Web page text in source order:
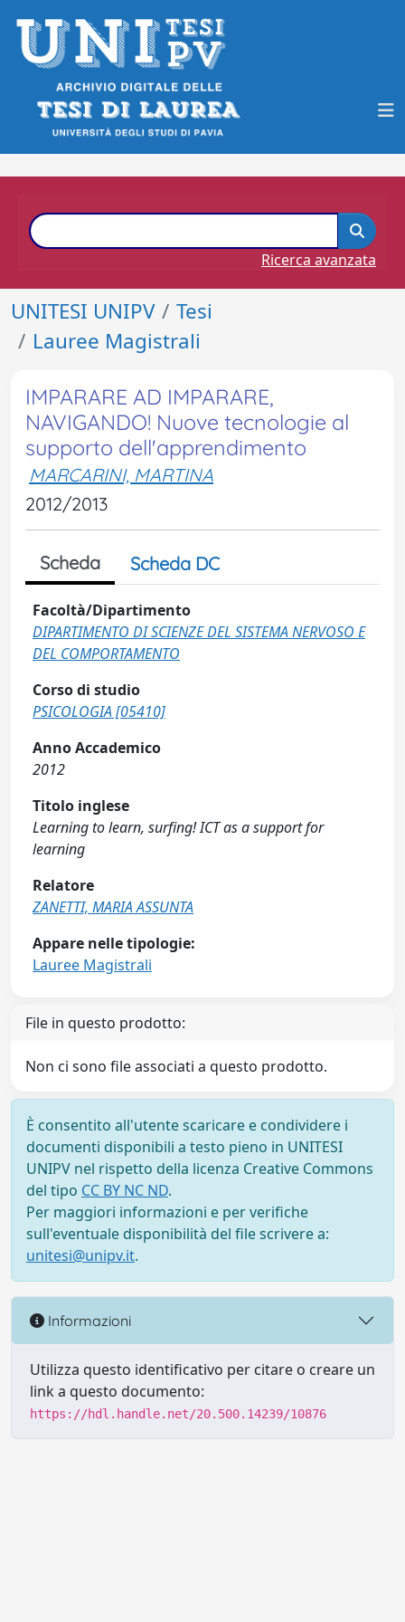
Ricerca avanzata
UNITESI UNIPV
Tesi
Lauree Magistrali
IMPARARE AD IMPARARE,
NAVIGANDO! Nuove tecnologie al
supporto dell'apprendimento
MARCARINI, MARTINA
2012/2013
Scheda Scheda DC
Facoltà/Dipartimento
DIPARTIMENTO DI SCIENZE DEL SISTEMA NERVOSO E
DEL COMPORTAMENTO
Corso di studio
PSICOLOGIA [05410]
Anno Accademico
2012
Titolo inglese
Learning to learn, surfing! ICT as a support for
learning
Relatore
ZANETTI, MARIA ASSUNTA
Appare nelle tipologie:
Lauree Magistrali
File in questo prodotto:
Non ci sono file associati a questo prodotto.
È consentito all'utente scaricare e condividere i
documenti disponibili a testo pieno in UNITESI
UNIPV nel rispetto della licenza Creative Commons
del tipo CC BY NC ND.
Per maggiori informazioni e per verifiche
sull'eventuale disponibilità del file scrivere a:
unitesi@unipv.it.
Informazioni
Utilizza questo identificativo per citare o creare un
link a questo documento:
https://hdl.handle.net/20.500.14239/10876